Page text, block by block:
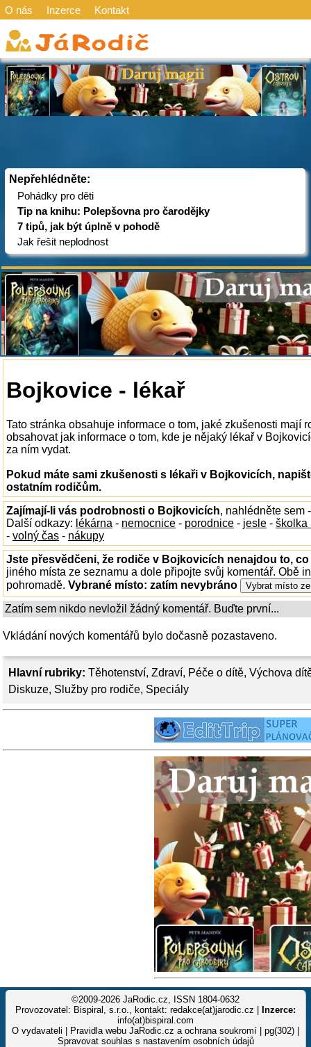
O nás Inzerce Kontakt
Nepřehlédněte:
Pohádky pro děti
Tip na knihu: Polepšovna pro čarodějky
7 tipů, jak být úplně v pohodě
Jak řešit neplodnost
Hlavní rubriky: Těhotenství, Zdraví, Péče o dítě, Výchova
Diskuze, Služby pro rodiče, Speciály
Bojkovice - lékař
Tato stránka obsahuje informace o tom, jaké zkušenosti mají
obsahovat jak informace o tom, kde je nějaký lékař v
za ním vydat.
Pokud máte sami zkušenosti s lékaři v Bojkovicích,
ostatním rodičům.
Zajímají-li vás podrobnosti o Bojkovicích, nahlédněte sem
Další odkazy: lékárna - nemocnice - porodnice - jesle - školka
- volný čas - nákupy
Jste přesvědčeni, že rodiče v Bojkovicích nenajdou to,
jiného místa ze seznamu a dole připojte svůj komentář. Obě
pohromadě. Vybrané místo: zatím nevybráno
Zatím sem nikdo nevložil žádný komentář. Buďte první...
Vkládání nových komentářů bylo dočasně pozastaveno.
©2009-2026 JaRodic.cz, ISSN 1804-0632
Provozovatel: Bispiral, s.r.o., kontakt: redakce(at)jarodic.cz |
Inzerce:
info(at)bispiral.com
O vydavateli
Pravidla webu JaRodic.cz a ochrana soukromí | pg(302) |
Spravovat souhlas s nastavením osobních údajů